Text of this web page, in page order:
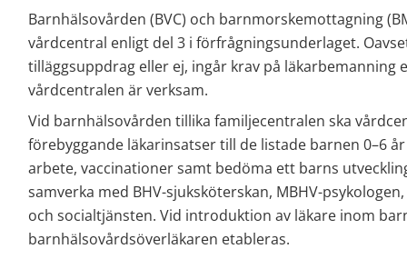
Barnhälsovården (BVC) och barnmorskemottagning
vårdcentral enligt del 3 i förfrågningsunderlaget.
tilläggsuppdrag eller ej, ingår krav på läkarbemanning
vårdcentralen är verksam.
Vid barnhälsovården tillika familjecentralen ska
förebyggande läkarinsatser till de listade barnen 0–6
arbete, vaccinationer samt bedöma ett barns
samverka med BHV-sjuksköterskan, MBHV-
och socialtjänsten. Vid introduktion av läkare inom
barnhälsovårdsöverläkaren etableras.